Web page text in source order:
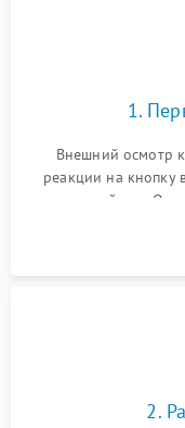
1.
Внешний осмотр
реакции на кнопку
устройства.
лабораторного
2.